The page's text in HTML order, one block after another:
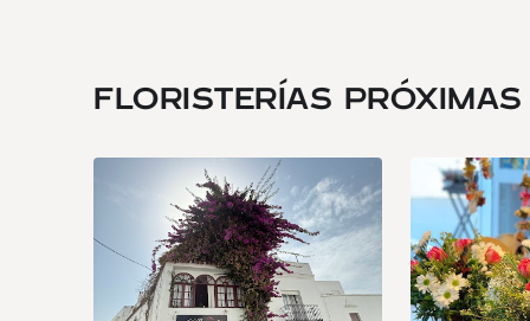
FLORISTERÍAS PRÓXIMAS